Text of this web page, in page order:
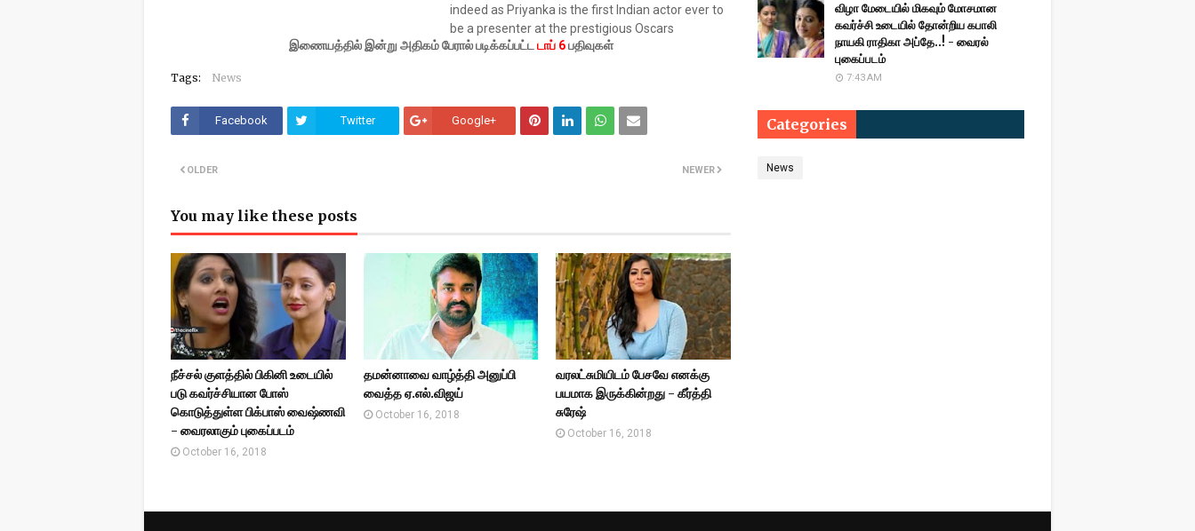
indeed as Priyanka is the first Indian actor ever to
be a presenter at the prestigious Oscars
இணையத்தில் இன்று அதிகம் பேரால் படிக்கப்பட்ட டாப் 6பதிவுகள்
Tags: News
Facebook Twitter Google+
NEWER
OLDER
You may like these posts
நீச்சல் குளத்தில் பிகினி உடையில்
படு கவர்ச்சியான போஸ்
கொடுத்துள்ள பிக்பாஸ் வைஷ்ணவி
- வைரலாகும் புகைப்படம்
October 16, 2018
தமன்னாவை வாழ்த்தி அனுப்பி
வைத்த ஏ.எல்.விஜய்
October 16, 2018
வரலட்சுமியிடம் பேசவே எனக்கு
பயமாக இருக்கின்றது - கீர்த்தி
சுரேஷ்
October 16, 2018
விழா மேடையில் மிகவும் மோசமான
கவர்ச்சி உடையில் தோன்றிய கபாலி
நாயகி ராதிகா அப்தே..! - வைரல்
புகைப்படம்
7:43 AM
Categories
News